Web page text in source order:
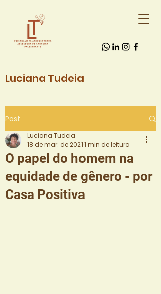
Luciana Tudeia
Post
O papel do homem na
equidade de gênero - por
Casa Positiva
Luciana Tudeia
18 de mar. de 20211 min de leitura